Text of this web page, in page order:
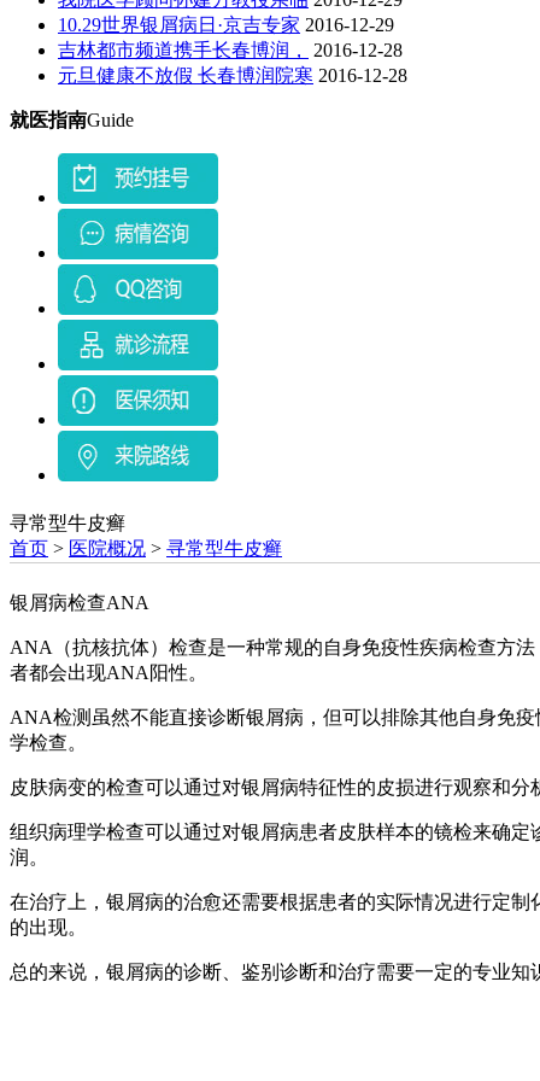
10.29世界银屑病日·京吉专家 2016-12-29
吉林都市频道携手长春博润，
2016-12-28
元旦健康不放假 长春博润院寒 2016-12-28
就医指南Guide
寻常型牛皮癣
首页 > 医院概况 > 寻常型牛皮癣
银屑病检查ANA
ANA（抗核抗体）检查是一种常规的自身免疫性疾病检查方
者都会出现ANA阳性。
ANA检测虽然不能直接诊断银屑病，但可以排除其他自身免
学检查。
皮肤病变的检查可以通过对银屑病特征性的皮损进行观察和
组织病理学检查可以通过对银屑病患者皮肤样本的镜检来确
润。
在治疗上，银屑病的治愈还需要根据患者的实际情况进行定
的出现。
总的来说，银屑病的诊断、鉴别诊断和治疗需要一定的专业